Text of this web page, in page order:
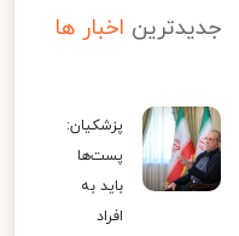
جدیدترین اخبار ها
پزشکیان:
پست‌ها
باید به
افراد